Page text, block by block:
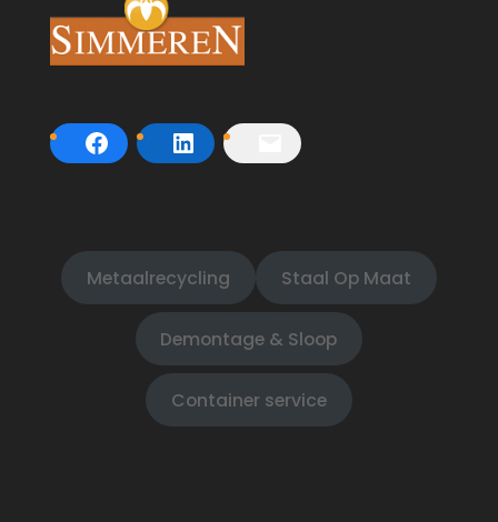
Metaalrecycling Staal Op Maat
Demontage & Sloop
Container service